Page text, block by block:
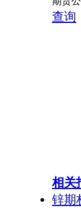
查询
相关
锌期